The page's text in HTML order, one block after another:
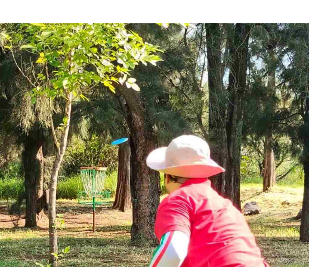
León las familias sí cuentan, y aunque no sea una tarea directa
la Administración ya ha invertido desde el 2021, más de
en infraestructura educativa) que respaldan la economía de las
los gastos que representa el regreso a clases.
el amor se demuestra con presupuesto y con agenda, y
y niñas) son lo más importante y es donde le
y agenda”, dijo.
trabajando, no nos toca la educación, pero le estamos
le entra porque sabe lo importante que es para cada
mochila, cuadernos, lápices, bolígrafos, sacapuntas, tijeras,
de geometría y cartuchera; de ellos, 6 mil 500 son de zona
inversión supera los 3 millones de pesos.